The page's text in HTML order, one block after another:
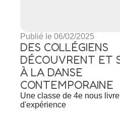
Publié le 06/02/2025
DES COLLÉGIENS
DÉCOUVRENT ET
À LA DANSE
CONTEMPORAINE
Une classe de 4e nous
d'expérience